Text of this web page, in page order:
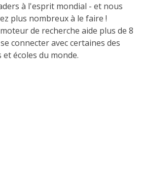
à l'esprit mondial - et nous
plus nombreux à le faire !
de recherche aide plus de 8
connecter avec certaines des
écoles du monde.